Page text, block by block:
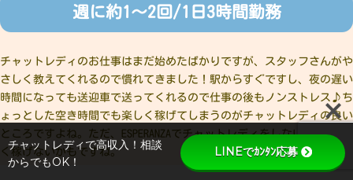
週に約1～2回/1日3時間勤務
チャットレディのお仕事はまだ始めたばかりですが、スタッフさんがや
さしく教えてくれるので慣れてきました！駅からすぐですし、夜の遅い
時間になっても送迎車で送ってくれるので仕事の後もノンストレス♪ち
ょっとした空き時間でも楽しく稼げてしまうのがチャットレディの良い
ところですよね。ただ、ESPERANZAでチャットレディをしないと効率よ
く稼げないかもですね。
チャットレディで高収入！相談
からでもOK！
LINEでｶﾝﾀﾝ応募